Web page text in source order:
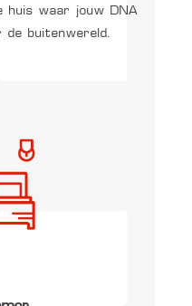
huis waar jouw DNA
buitenwereld.